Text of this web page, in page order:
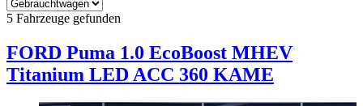
5 Fahrzeuge gefunden
FORD Puma 1.0 EcoBoost MHEV
Titanium LED ACC 360 KAME